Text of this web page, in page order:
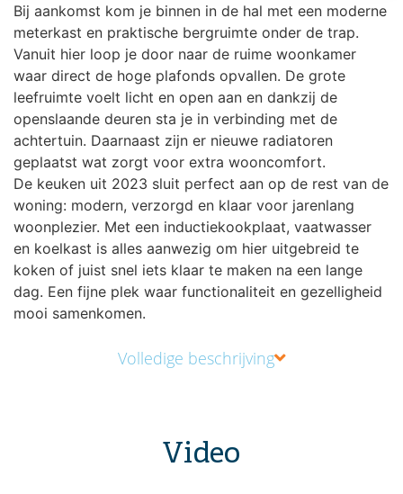
Bij aankomst kom je binnen in de hal met een moderne
meterkast en praktische bergruimte onder de trap.
Vanuit hier loop je door naar de ruime woonkamer
waar direct de hoge plafonds opvallen. De grote
leefruimte voelt licht en open aan en dankzij de
openslaande deuren sta je in verbinding met de
achtertuin. Daarnaast zijn er nieuwe radiatoren
geplaatst wat zorgt voor extra wooncomfort.
De keuken uit 2023 sluit perfect aan op de rest van de
woning: modern, verzorgd en klaar voor jarenlang
woonplezier. Met een inductiekookplaat, vaatwasser
en koelkast is alles aanwezig om hier uitgebreid te
koken of juist snel iets klaar te maken na een lange
dag. Een fijne plek waar functionaliteit en gezelligheid
mooi samenkomen.
Volledige beschrijving
Video